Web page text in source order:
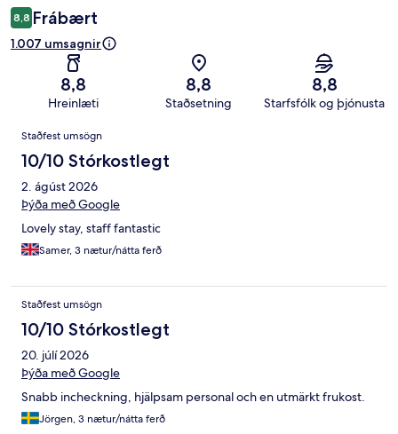
8,8 Frábært
1.007 umsagnir
8,8
Hreinlæti
8,8
Staðsetning
8,8
Starfsfólk og þjónusta
Umsagnir
Staðfest umsögn
10/10 Stórkostlegt
2. ágúst 2026
Þýða með Google
Lovely stay, staff fantastic
Samer, 3 nætur/nátta ferð
Staðfest umsögn
10/10 Stórkostlegt
20. júlí 2026
Þýða með Google
Snabb incheckning, hjälpsam personal och en utmärkt frukost.
Jörgen, 3 nætur/nátta ferð